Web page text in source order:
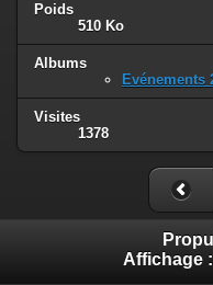
Poids
510 Ko
Albums
Evénements
Visites
1378
Affichage :